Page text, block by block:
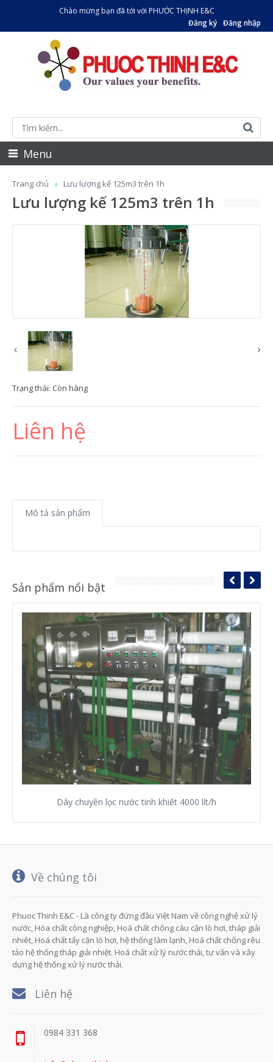
Chào mừng bạn đã tới với PHƯỚC THỊNH E&C
Đăng ký Đăng nhập
Menu
Trang chủ Lưu lượng kế 125m3 trên 1h
Lưu lượng kế 125m3 trên 1h
Trạng thái: Còn hàng
Liên hệ
Mô tả sản phẩm
Sản phẩm nổi bật
Dây chuyền lọc nước tinh khiết 4000 lít/h
Về chúng tôi
Phuoc Thinh E&C - Là công ty đứng đầu Việt Nam về công nghệ xử lý
nước, Hóa chất công nghiệp, Hoá chất chống cáu cặn lò hơi, tháp giải
nhiêt, Hoá chất tẩy cặn lò hơi, hệ thống làm lạnh, Hoá chất chống rêu
tảo hệ thống tháp giải nhiệt. Hoá chất xử lý nước thải, tư vấn và xây
dựng hệ thống xử lý nước thải.
Liên hệ
0984 331 368